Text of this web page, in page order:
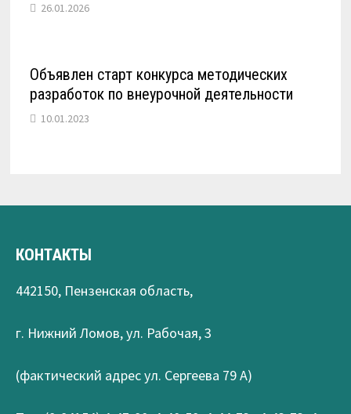
26.01.2026
Объявлен старт конкурса методических
разработок по внеурочной деятельности
10.01.2023
КОНТАКТЫ
442150, Пензенская область,
г. Нижний Ломов, ул. Рабочая, 3
(фактический адрес ул. Сергеева 79 А)